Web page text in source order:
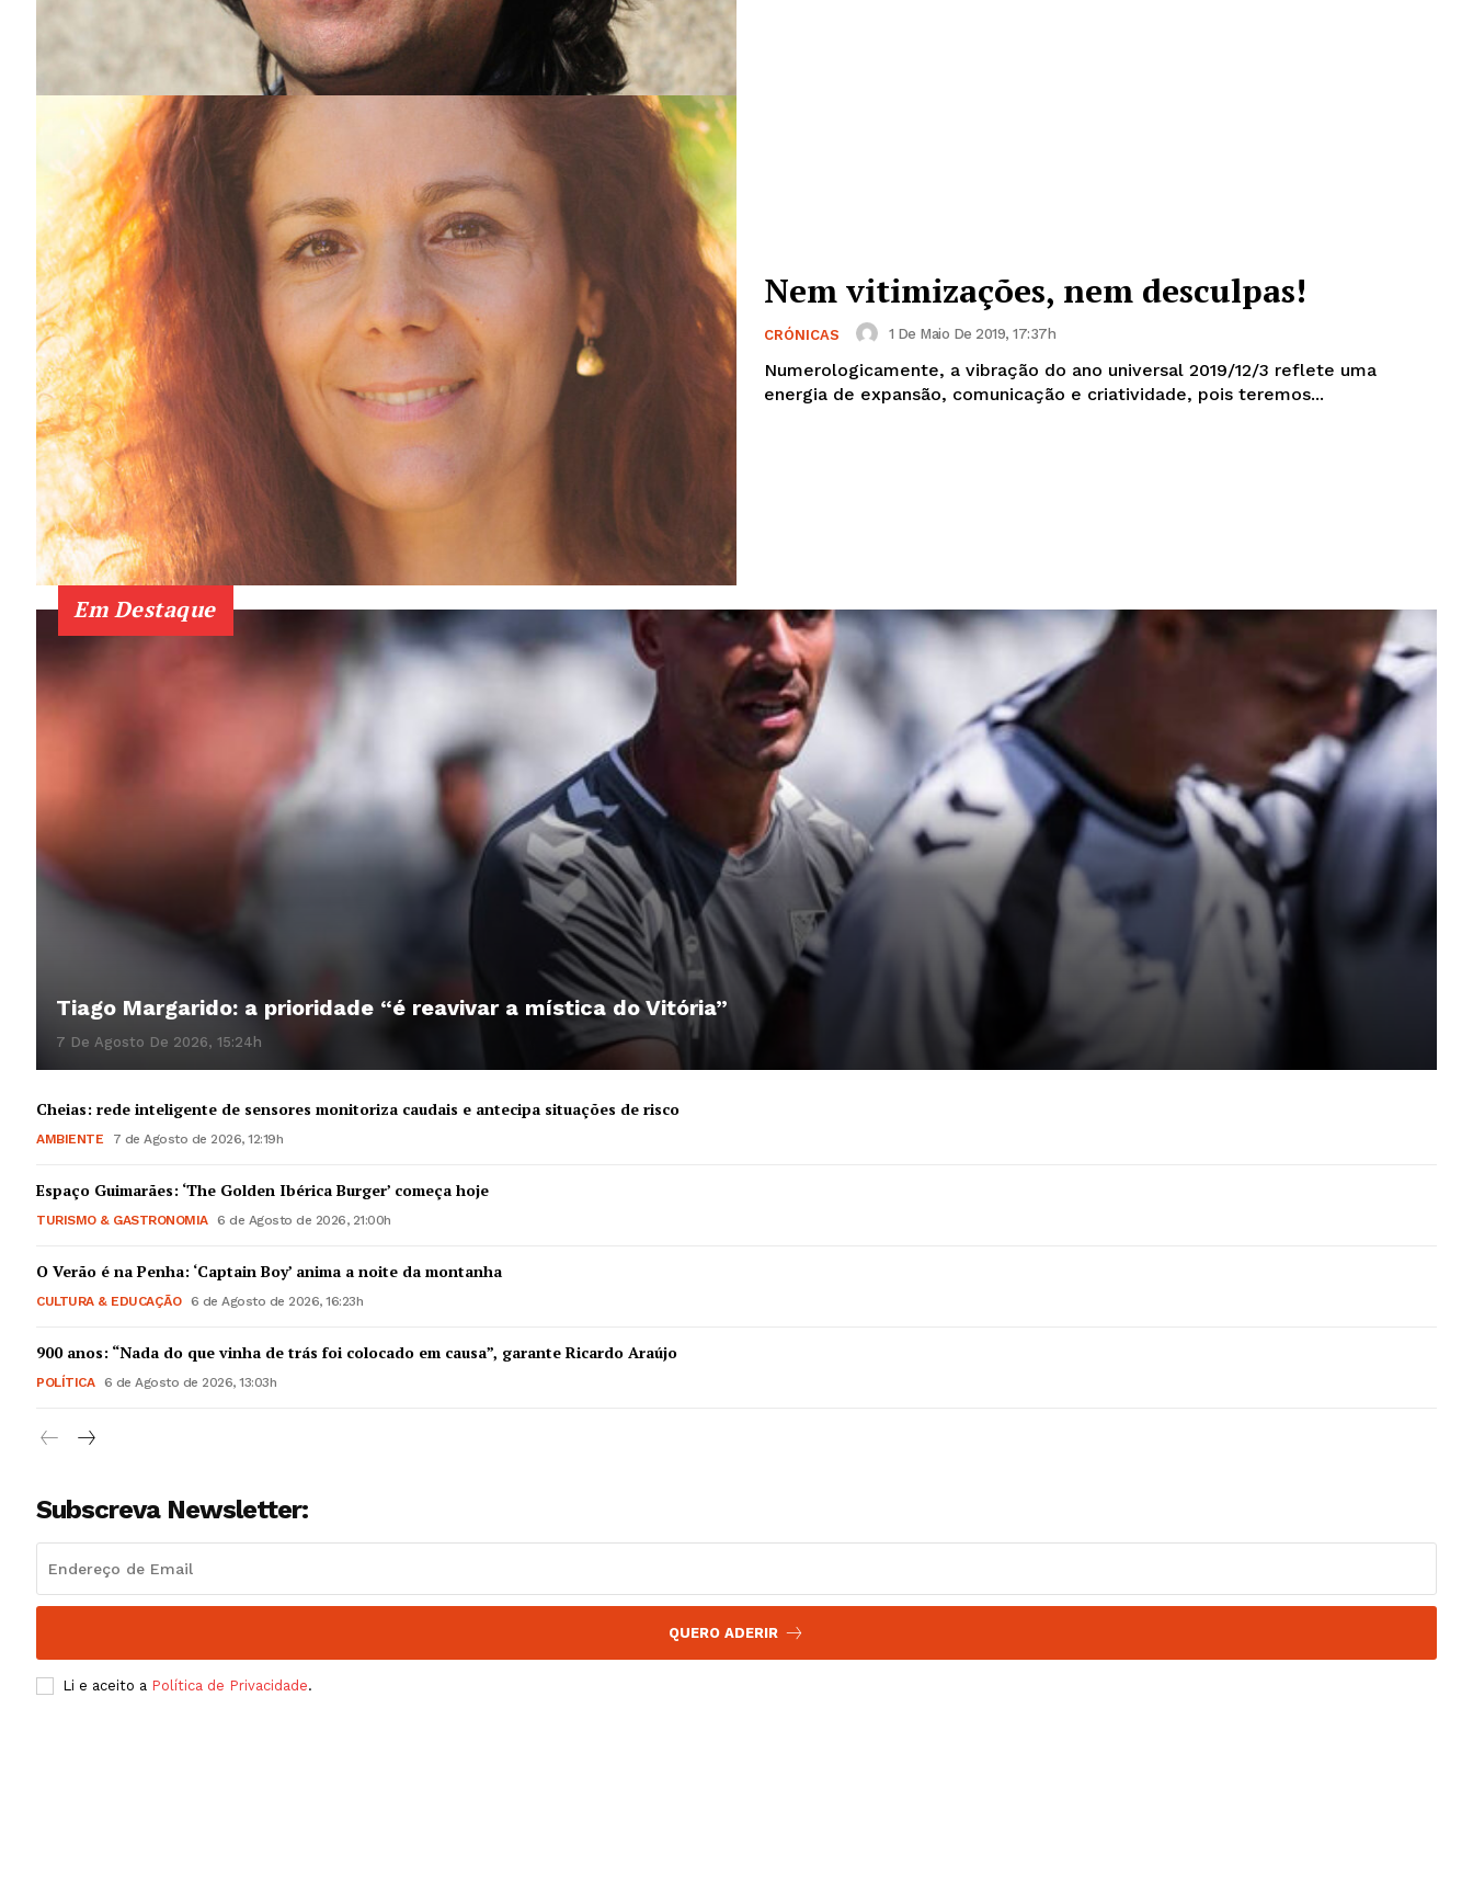
Guimarães, agora!
SUBSCREVA JÁ!
Institucional
Artigos
Edição Digital
Europa
Grande Entrevista
Nem vitimizações, nem desculpas!
CRÓNICAS 1 De Maio De 2019, 17:37h
Numerologicamente, a vibração do ano universal 2019/12/3 reflete uma
energia de expansão, comunicação e criatividade, pois teremos...
Em Destaque
Tiago Margarido: a prioridade “é reavivar a mística do Vitória”
7 De Agosto De 2026, 15:24h
Cheias: rede inteligente de sensores monitoriza caudais e antecipa situações de risco
AMBIENTE 7 de Agosto de 2026, 12:19h
Espaço Guimarães: ‘The Golden Ibérica Burger’ começa hoje
TURISMO & GASTRONOMIA 6 de Agosto de 2026, 21:00h
O Verão é na Penha: ‘Captain Boy’ anima a noite da montanha
CULTURA & EDUCAÇÃO 6 de Agosto de 2026, 16:23h
900 anos: “Nada do que vinha de trás foi colocado em causa”, garante Ricardo Araújo
POLÍTICA 6 de Agosto de 2026, 13:03h
Subscreva Newsletter:
QUERO ADERIR
Li e aceito a Política de Privacidade.